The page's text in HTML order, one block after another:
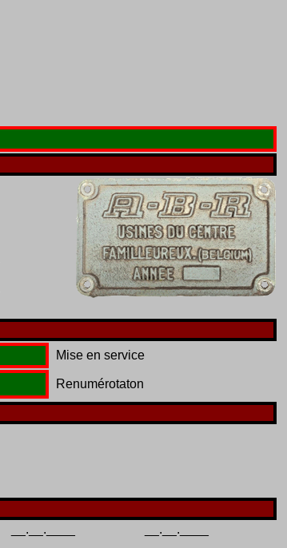
Mise en service
Renumérotaton
__.__.____
__.__.____